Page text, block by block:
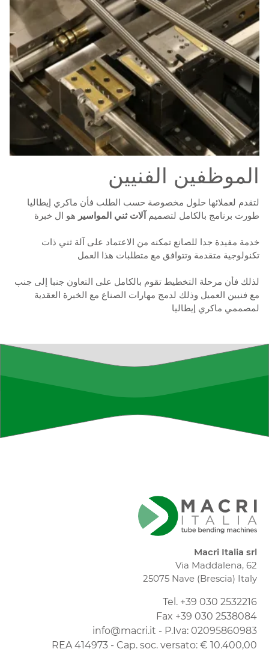
الموظفين الفنيين
لتقدم لعملائها حلول مخصوصة حسب الطلب فأن ماكري إيطاليا
طورت برنامج بالكامل لتصميم آلات ثني المواسير هو ال خبرة
خدمة مفيدة جدا للصانع تمكنه من الاعتماد على آلة ثني ذات
تكنولوجية متقدمة وتتوافق مع متطلبات هذا العمل
لذلك فأن مرحلة التخطيط تقوم بالكامل على التعاون جنبا إلى جنب
مع فنيين العميل وذلك لدمج مهارات الصناع مع الخبرة العقدية
لمصممي ماكري إيطاليا
Macri Italia srl
Via Maddalena, 62
25075 Nave (Brescia) Italy
Tel. +39 030 2532216
Fax +39 030 2538084
info@macri.it - P.Iva: 02095860983
REA 414973 - Cap. soc. versato: € 10.400,00